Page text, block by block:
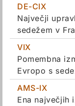
DE-CIX
Največji
sedežem v
VIX
Pomembna
Evropo s
AMS-IX
Ena največjih